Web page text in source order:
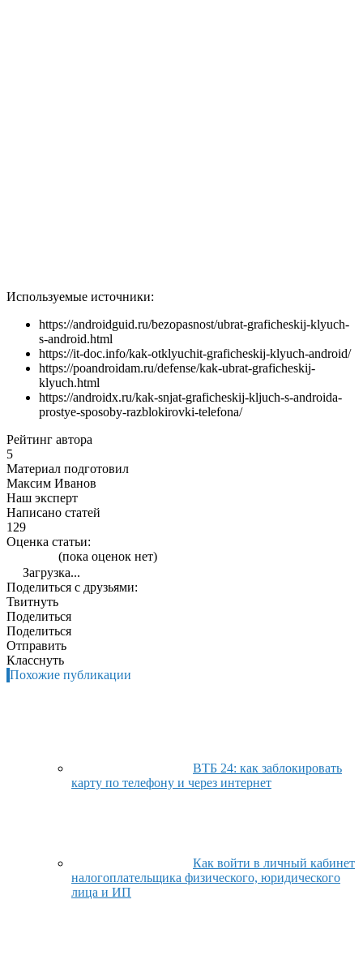
Используемые источники:
https://androidguid.ru/bezopasnost/ubrat-graficheskij-klyuch-
s-android.html
https://it-doc.info/kak-otklyuchit-graficheskij-klyuch-android/
https://poandroidam.ru/defense/kak-ubrat-graficheskij-
klyuch.html
https://androidx.ru/kak-snjat-graficheskij-kljuch-s-androida-
prostye-sposoby-razblokirovki-telefona/
Рейтинг автора
5
Материал подготовил
Максим Иванов
Наш эксперт
Написано статей
129
Оценка статьи:
(пока оценок нет)
Загрузка...
Поделиться с друзьями:
Твитнуть
Поделиться
Поделиться
Отправить
Класснуть
Похожие публикации
ВТБ 24: как заблокировать
карту по телефону и через интернет
Как войти в личный кабинет
налогоплательщика физического, юридического
лица и ИП